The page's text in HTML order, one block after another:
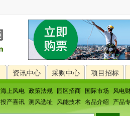
资讯中心 采购中心 项目招标
海上风电 政策法规 园区招商 国际市场 风电
投产喜讯 测风选址 风能技术 名品介绍 产品